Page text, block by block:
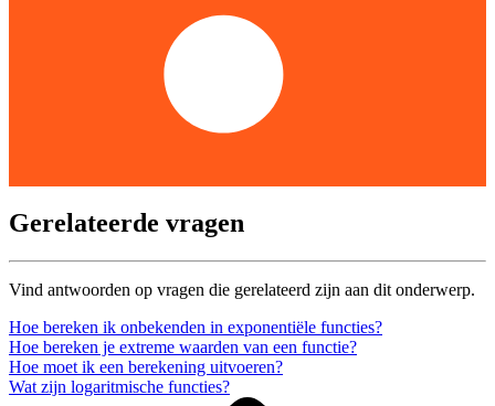
Gerelateerde vragen
Vind antwoorden op vragen die gerelateerd zijn aan dit onderwerp.
Hoe bereken ik onbekenden in exponentiële functies?
Hoe bereken je extreme waarden van een functie?
Hoe moet ik een berekening uitvoeren?
Wat zijn logaritmische functies?